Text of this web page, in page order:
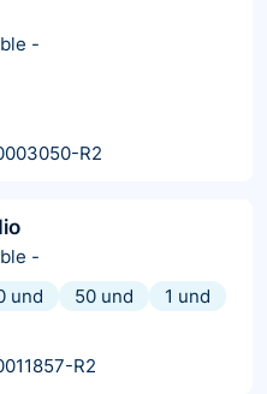
-
R2
-
und 50 und
1 und
R2